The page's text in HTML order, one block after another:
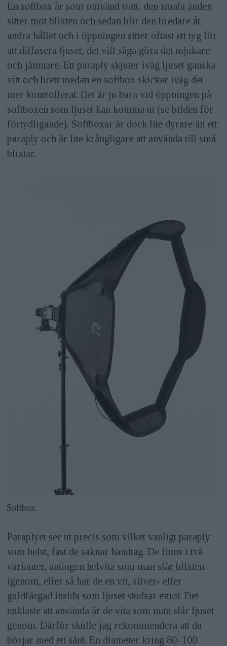
En softbox är som omvänd tratt, den smala änden
sitter mot blixten och sedan blir den bredare åt
andra hållet och i öppningen sitter oftast ett tyg för
att diffusera ljuset, det vill säga göra det mjukare
och jämnare. Ett paraply skjuter iväg ljuset ganska
vitt och brett medan en softbox skickar iväg det
mer kontrollerat. Det är ju bara vid öppningen på
softboxen som ljuset kan komma ut (se bilden för
förtydligande). Softboxar är dock lite dyrare än ett
paraply och är lite krångligare att använda till små
blixtar.
Softbox.
Paraplyet ser ut precis som vilket vanligt paraply
som helst, fast de saknar handtag. De finns i två
varianter, antingen helvita som man slår blixten
igenom, eller så har de en vit, silver- eller
guldfärgad insida som ljuset studsar emot. Det
enklaste att använda är de vita som man slår ljuset
genom. Därför skulle jag rekommendera att du
börjar med ett sånt. En diameter kring 80–100